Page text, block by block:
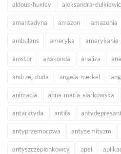
aldous-huxley aleksandra-
amantadyna amazon amazonia
ambulans ameryka amerykanie
amstor anakonda analiza
andrzej-duda angela-merkel
animacja anna-maria-siarkowska
antarktyda antifa
antyprzemocowa antysemityzm
antyszczepionkowcy apel